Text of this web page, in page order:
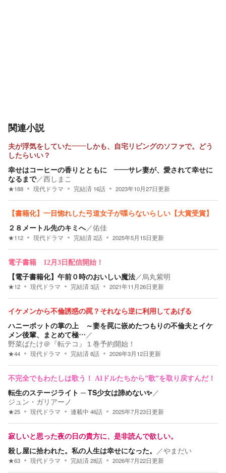
関連小説
夫が浮気をしていた――しかも、自宅リビングのソファで。どう
したらいい？
幸せはコーヒーの香りとともに ――サレ妻が、愛されて幸せに
なるまで／西しまこ
★188 現代ドラマ 完結済 16話 2023年10月27日更新
【書籍化】一目惚れした弓道女子が喋らないらしい【大賞受賞】
２８メートル先のキミへ／佑佳
★112 現代ドラマ 完結済2話 2025年5月15日更新
電子書籍 12月3日配信開始！
【電子書籍化】午前０時のおいしい魔法／烏丸紫明
★12 現代ドラマ 完結済3話 2021年11月26日更新
イケメンから不倫誘惑の罠？それなら逆に利用してあげる
ハニーポットの掌の上 ～妻を罠に嵌めたつもりの不倫夫とイケ
メン後輩、まとめて極…／
野菜ばたけ＠『転テコ』１巻予約開始！
★44 現代ドラマ 完結済8話 2026年3月12日更新
不完全でもわたしは歌う！ AIドルたちから”歌”を取り戻すんだ！
転生のステージライト ─ TS少女は諦めない✨️／
ジュン・ガリアーノ
★25 現代ドラマ 連載中 46話 2025年7月23日更新
寂しいと思った夜の日の貴方に、是非読んで欲しい。
殺し屋に拾われた。私の人生は幸せになった。 ／やまだい
★63 現代ドラマ 完結済28話 2026年7月22日更新